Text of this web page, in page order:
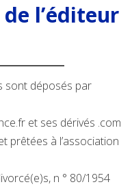
l’éditeur
sont déposés par
et ses dérivés .com
prêtées à l’association
n ° 80/1954